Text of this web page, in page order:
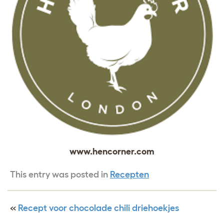
www.hencorner.com
This entry was posted in Recepten
« Recept voor chocolade chili driehoekjes